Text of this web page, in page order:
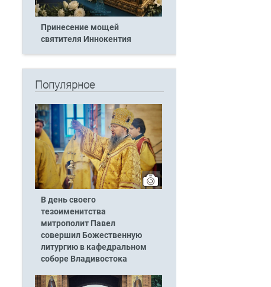
Принесение мощей
святителя Иннокентия
Популярное
В день своего
тезоименитства
митрополит Павел
совершил Божественную
литургию в кафедральном
соборе Владивостока